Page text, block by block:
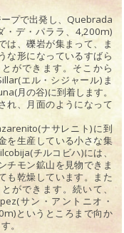
プで出発し、Quebrada
・デ・パララ、4,200m)
は、礫岩が集まって、ま
な形になっているすばら
ができます。そこから
エル・シジャール)ま
月の谷)に到着します。
れ、月面のようになって
ナサレニト)に到
を生産している小さな集
チルコビハ)には、
チモン鉱山を見物できま
も乾燥しています。また
ができます。続いて、
サン・アントニオ・
というところまで向か
。